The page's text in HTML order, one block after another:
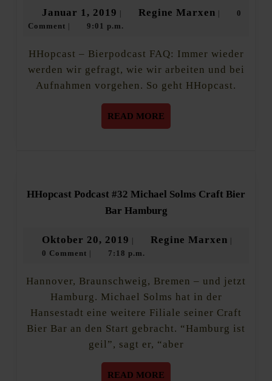
Januar 1, 2019 Januar
1,
Regine Marxen Regine
0
Comment
9:01 p.m.
HHopcast – Bierpodcast FAQ: Immer wieder
werden wir gefragt, wie wir arbeiten und bei
Aufnahmen vorgehen. So geht HHopcast.
READ MORE
MORE
HHopcast Podcast #32 Michael Solms Craft Bier
Bar HamburgHHopcast
Podcast
Michael
Bier
Bar
Hamburg
Oktober 20, 2019 Oktober
20,
Regine Marxen Regine
0 Comment 7:18 p.m.
Hannover, Braunschweig, Bremen – und jetzt
Hamburg. Michael Solms hat in der
Hansestadt eine weitere Filiale seiner Craft
Bier Bar an den Start gebracht. “Hamburg ist
geil”, sagt er, “aber
READ MORE